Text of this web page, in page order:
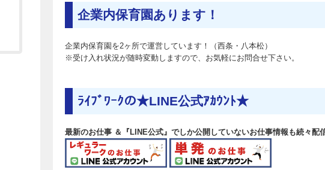
企業内保育園あります！
企業内保育園を2ヶ所で運営しています！（西条・八本松）
※受け入れ状況が随時変動しますので、お気軽にお問合せ下さい。
ﾗｲﾌﾞﾜｰｸの★LINE公式ｱｶｳﾝﾄ★
最新のお仕事 ＆『LINE公式』でしか公開していないお仕事情報も続々配